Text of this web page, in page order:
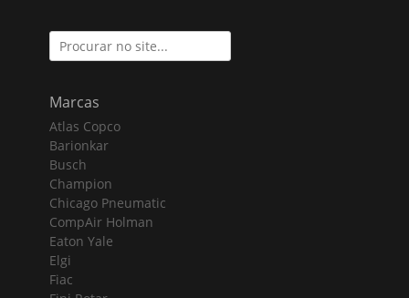
Search
for:
Marcas
Atlas Copco
Barionkar
Busch
Champion
Chicago Pneumatic
CompAir Holman
Eaton Yale
Elgi
Fiac